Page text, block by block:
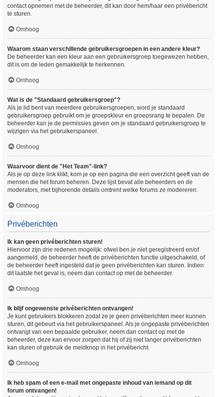
contact opnemen met de beheerder, dit kan door hem/haar een privébericht
te sturen.
Omhoog
Waarom staan verschillende gebruikersgroepen in een andere kleur?
De beheerder kan een kleur aan een gebruikersgroep toegewezen hebben,
dit is om de leden gemakkelijk te herkennen.
Omhoog
Wat is de "Standaard gebruikersgroep"?
Als je lid bent van meerdere gebruikersgroepen, word je standaard
gebruikersgroep gebruikt om je groepskleur en groepsrang te bepalen. De
beheerder kan je de permissies geven om je standaard gebruikersgroep te
wijzigen via het gebruikerspaneel.
Omhoog
Waarvoor dient de "Het Team"-link?
Als je op deze link klikt, kom je op een pagina die een overzicht geeft van de
mensen die het forum beheren. Deze lijst bevat alle beheerders en de
moderators, met bijhorende details omtrent welke forums ze modereren.
Omhoog
Privéberichten
Ik kan geen privéberichten sturen!
Hiervoor zijn drie redenen mogelijk: ofwel ben je niet geregistreerd en/of
aangemeld, de beheerder heeft de privéberichten functie uitgeschakeld, of
de beheerder heeft ingesteld dat je geen privéberichten kan sturen. Indien
dit laatste het geval is, neem dan contact op met de beheerder.
Omhoog
Ik blijf ongewenste privéberichten ontvangen!
Je kunt gebruikers blokkeren zodat ze je geen privéberichten meer kunnen
sturen, dit gebeurt via het gebruikerspaneel. Als je ongepaste privéberichten
ontvangt van een bepaalde gebruiker, neem dan contact op met de
beheerder, deze kan ervoor zorgen dat hij of zij niet langer privéberichten
kan sturen of gebruik de meldknop in het privébericht.
Omhoog
Ik heb spam of een e-mail met ongepaste inhoud van iemand op dit
forum ontvangen!